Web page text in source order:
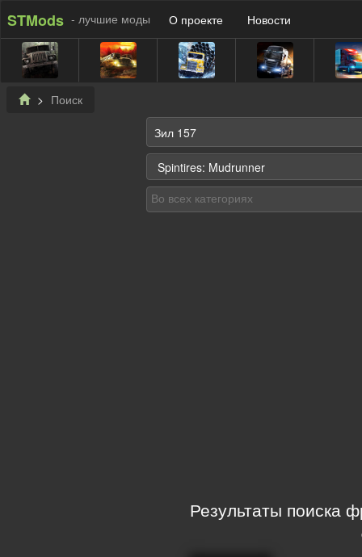
STMods - лучшие моды О проекте Новости
Поиск
Результаты поиска